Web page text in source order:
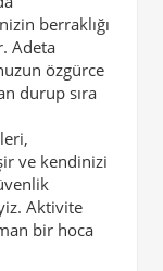
berraklığı
Adeta
özgürce
durup sıra
ve kendinizi
Aktivite
bir hoca